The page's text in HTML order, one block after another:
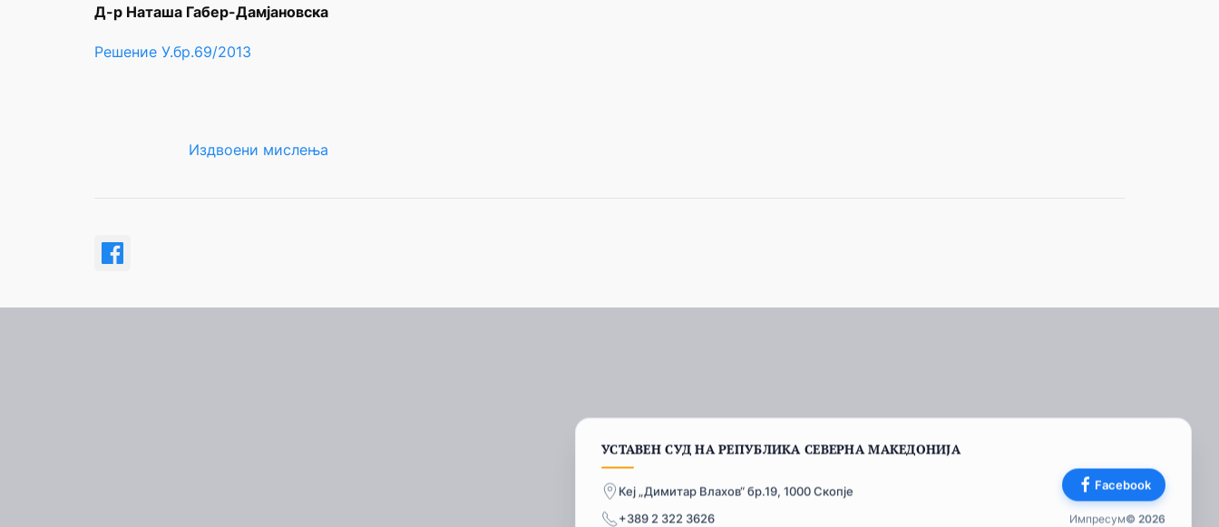
Д-р Наташа Габер-Дамјановска
Решение У.бр.69/2013
Издвоени мислења
УСТАВЕН СУД НА РЕПУБЛИКА СЕВЕРНА МАКЕДОНИЈА
Кеј „Димитар Влахов“ бр.19, 1000 Скопје
+389 2 322 3626
Facebook
Импресум© 2026